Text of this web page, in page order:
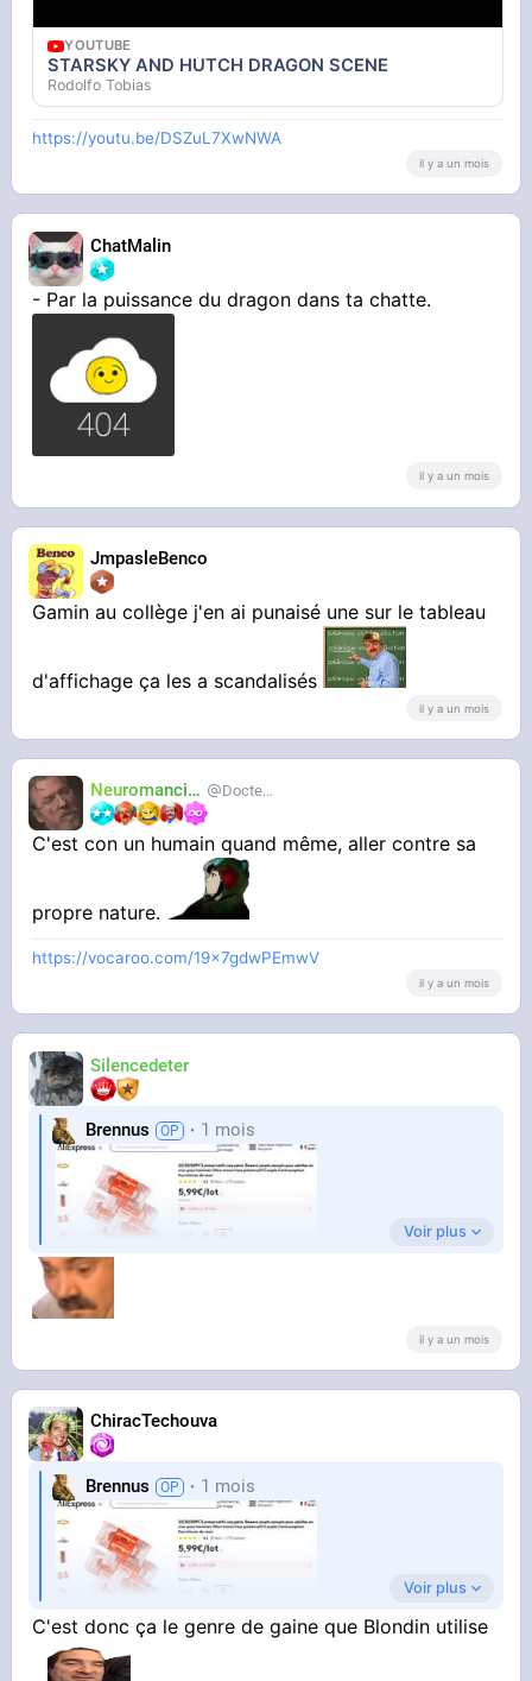
YOUTUBE
STARSKY AND HUTCH DRAGON SCENE
Rodolfo Tobias
https://youtu.be/DSZuL7XwNWA
il y a un mois
ChatMalin
- Par la puissance du dragon dans ta chatte.
il y a un mois
JmpasleBenco
Gamin au collège j'en ai punaisé une sur le tableau
d'affichage ça les a scandalisés
il y a un mois
Neuromancien Docteur-Lulu
C'est con un humain quand même, aller contre sa
propre nature.
https://vocaroo.com/19x7gdwPEmwV
il y a un mois
Silencedeter
Brennus 1 mois
Alors ?
Voir plus
il y a un mois
ChiracTechouva
Brennus 1 mois
Voir plus
C'est donc ça le genre de gaine que Blondin utilise